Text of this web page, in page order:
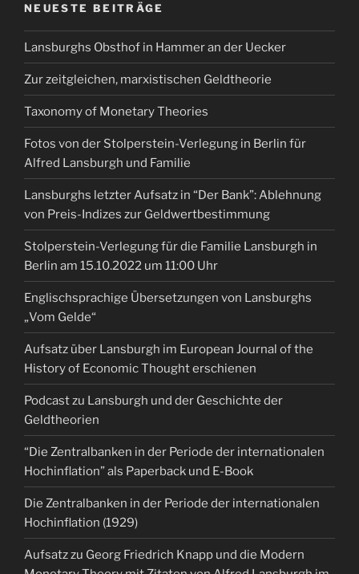
NEUESTE BEITRÄGE
Lansburghs Obsthof in Hammer an der Uecker
Zur zeitgleichen, marxistischen Geldtheorie
Taxonomy of Monetary Theories
Fotos von der Stolperstein-Verlegung in Berlin für
Alfred Lansburgh und Familie
Lansburghs letzter Aufsatz in “Der Bank”: Ablehnung
von Preis-Indizes zur Geldwertbestimmung
Stolperstein-Verlegung für die Familie Lansburgh in
Berlin am 15.10.2022 um 11:00 Uhr
Englischsprachige Übersetzungen von Lansburghs
„Vom Gelde“
Aufsatz über Lansburgh im European Journal of the
History of Economic Thought erschienen
Podcast zu Lansburgh und der Geschichte der
Geldtheorien
“Die Zentralbanken in der Periode der internationalen
Hochinflation” als Paperback und E-Book
Die Zentralbanken in der Periode der internationalen
Hochinflation (1929)
Aufsatz zu Georg Friedrich Knapp und die Modern